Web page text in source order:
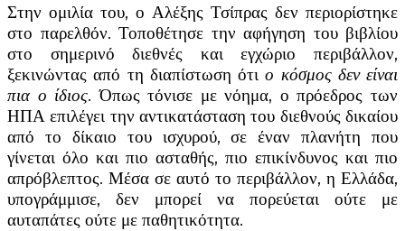
Στην ομιλία του, ο Αλέξης Τσίπρας δεν περιορίστηκε
στο παρελθόν. Τοποθέτησε την αφήγηση του βιβλίου
στο σημερινό διεθνές και εγχώριο περιβάλλον,
ξεκινώντας από τη διαπίστωση ότιο κόσμος δεν είναι
πια ο ίδιος. Όπως τόνισε με νόημα, ο πρόεδρος των
ΗΠΑ επιλέγει την αντικατάσταση του διεθνούς δικαίου
από το δίκαιο του ισχυρού, σε έναν πλανήτη που
γίνεται όλο και πιο ασταθής, πιο επικίνδυνος και πιο
απρόβλεπτος. Μέσα σε αυτό το περιβάλλον, η Ελλάδα,
υπογράμμισε, δεν μπορεί να πορεύεται ούτε με
αυταπάτες ούτε με παθητικότητα.